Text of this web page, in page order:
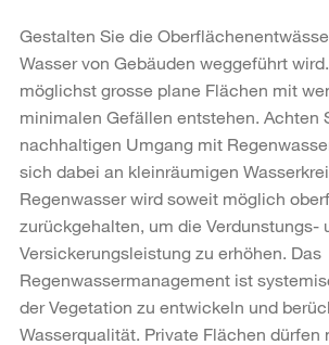
Gestalten Sie die
Wasser von Gebäuden weggeführt
möglichst grosse plane Flächen mit
minimalen Gefällen entstehen. Achten
nachhaltigen Umgang mit
sich dabei an kleinräumigen
Regenwasser wird soweit möglich
zurückgehalten, um die Verdunstungs-
Versickerungsleistung zu erhöhen. Das
Regenwassermanagement ist
der Vegetation zu entwickeln und
Wasserqualität. Private Flächen dürfen